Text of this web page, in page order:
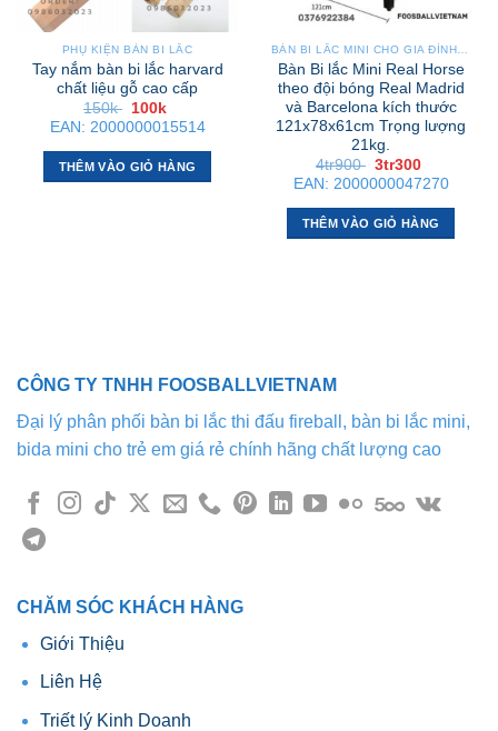
PHỤ KIỆN BÀN BI LẮC
Tay nắm bàn bi lắc harvard
chất liệu gỗ cao cấp
150k
Giá
gốc
là:
150k .
100k
hiện
tại
là:
100k .
EAN: 2000000015514
THÊM VÀO GIỎ HÀNG
Bàn Bi lắc Mini Real Horse
theo đội bóng Real Madrid
và Barcelona kích thước
121x78x61cm Trọng lượng
21kg.
4tr900 Giá
gốc
là:
4tr900 .
3tr300
hiện
tại
là:
3tr300 .
EAN: 2000000047270
THÊM VÀO GIỎ HÀNG
CÔNG TY TNHH FOOSBALLVIETNAM
Đại lý phân phối bàn bi lắc thi đấu fireball, bàn bi lắc mini,
bida mini cho trẻ em giá rẻ chính hãng chất lượng cao
CHĂM SÓC KHÁCH HÀNG
Giới Thiệu
Liên Hệ
Triết lý Kinh Doanh